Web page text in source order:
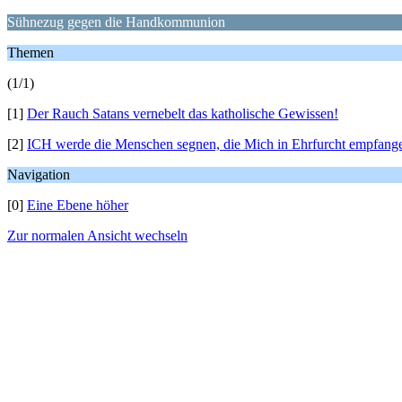
Sühnezug gegen die Handkommunion
Themen
(1/1)
[1] Der Rauch Satans vernebelt das katholische Gewissen!
[2] ICH werde die Menschen segnen, die Mich in Ehrfurcht
Navigation
[0] Eine Ebene höher
Zur normalen Ansicht wechseln